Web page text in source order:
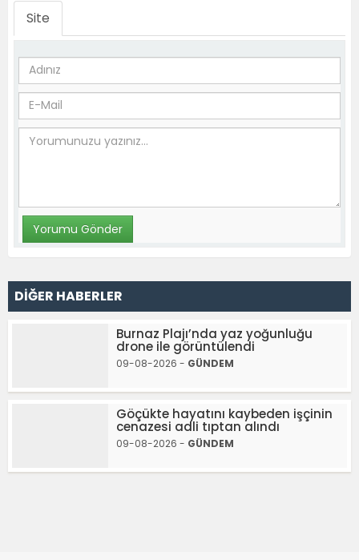
Site
DİĞER HABERLER
Burnaz Plajı’nda yaz yoğunluğu
drone ile görüntülendi
09-08-2026 - GÜNDEM
Göçükte hayatını kaybeden işçinin
cenazesi adli tıptan alındı
09-08-2026 - GÜNDEM